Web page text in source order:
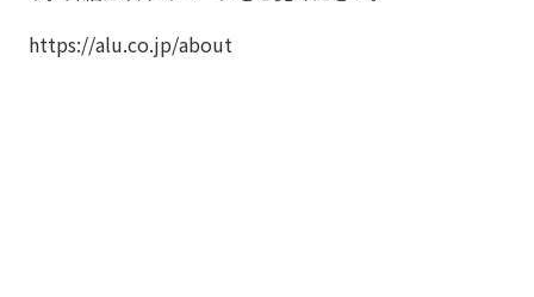
https://alu.co.jp/about